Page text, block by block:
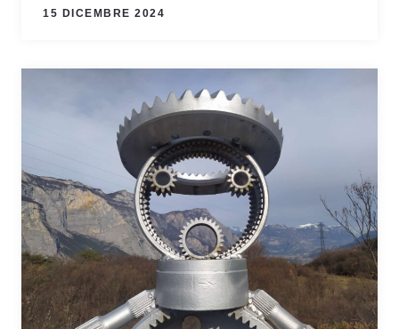
15 DICEMBRE 2024